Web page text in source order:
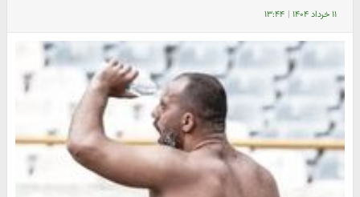
۱۱ خرداد ۱۴۰۴ | ۱۳:۴۴